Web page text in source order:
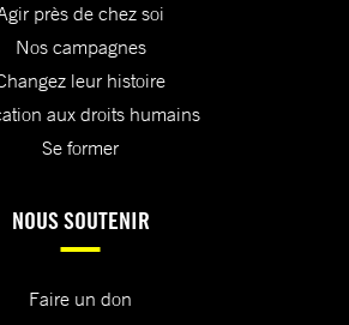
près de chez soi
Nos campagnes
leur histoire
aux droits humains
Se former
NOUS SOUTENIR
Faire un don